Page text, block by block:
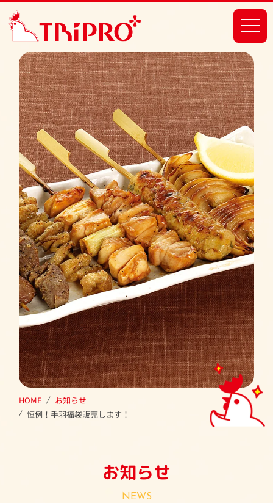
HOME
お知らせ
恒例！手羽福袋販売します！
お知らせ
NEWS